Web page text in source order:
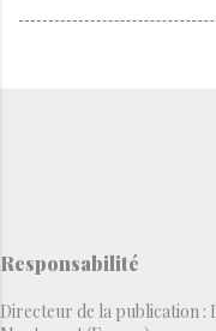
Responsabilité
Directeur de la publication :